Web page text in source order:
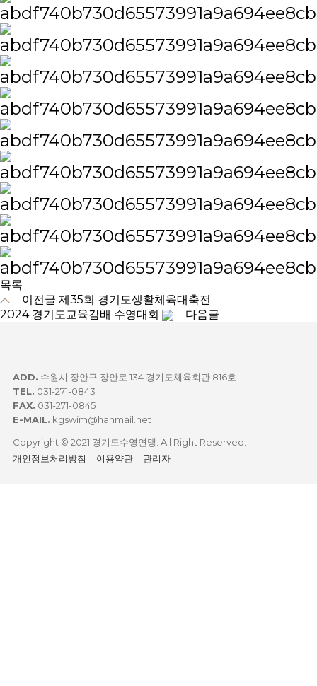
목록
이전글 제35회 경기도생활체육대축전
2024 경기도교육감배 수영대회
다음글
ADD. 수원시 장안구 장안로 134 경기도체육회관 816호
TEL. 031-271-0843
FAX. 031-271-0845
E-MAIL. kgswim@hanmail.net
Copyright © 2021 경기도수영연맹. All Right Reserved.
개인정보처리방침
이용약관 관리자